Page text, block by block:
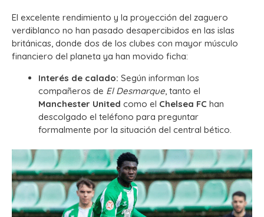
El excelente rendimiento y la proyección del zaguero
verdiblanco no han pasado desapercibidos en las islas
británicas, donde dos de los clubes con mayor músculo
financiero del planeta ya han movido ficha:
Interés de calado: Según informan los
compañeros de El Desmarque, tanto el
Manchester United como el Chelsea FC han
descolgado el teléfono para preguntar
formalmente por la situación del central bético.